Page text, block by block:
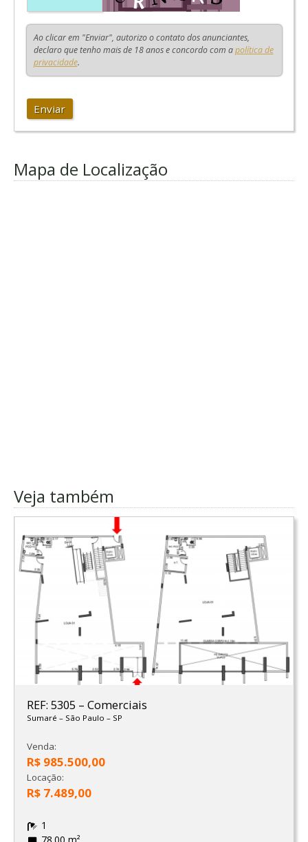
Ao clicar em "Enviar", autorizo o contato dos anunciantes,
declaro que tenho mais de 18 anos e concordo com apolítica de
privacidade.
Enviar
Mapa de Localização
Veja também
REF: 5305 – Comerciais
Sumaré – São Paulo – SP
Venda:
R$ 985.500,00
Locação:
R$ 7.489,00
1